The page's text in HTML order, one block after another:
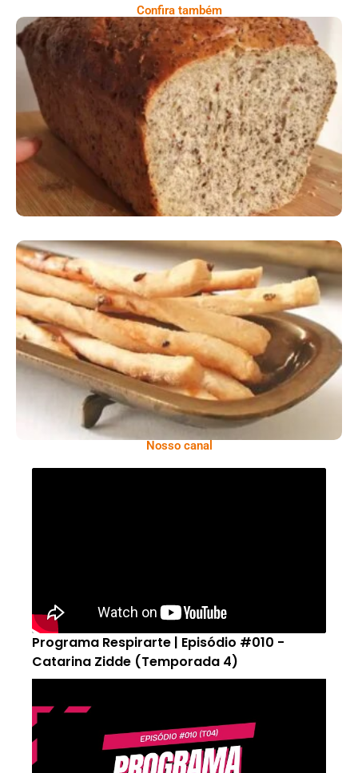
Confira também
Comer Bem: Pão Low Carb
Comer Bem: Palitinhos De Cebola E Salsa
Nosso canal
Programa Respirarte | Episódio #010 -
Catarina Zidde (Temporada 4)